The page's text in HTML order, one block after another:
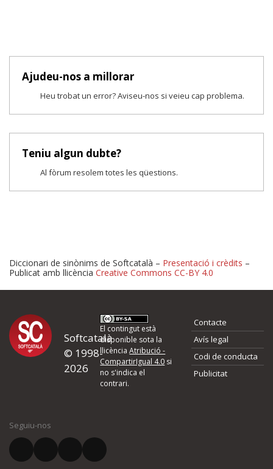
Ajudeu-nos a millorar
Heu trobat un error? Aviseu-nos si veieu cap problema.
Teniu algun dubte?
Al fòrum resolem totes les qüestions.
Proposeu-nos millores o
d'errors
Si heu trobat un error o voleu proposar alguna millora, ompliu els
quina és la millora que proposeu o l'error del qual voleu informar-
El vostre correu electrònic *
Diccionari de sinònims de Softcatalà – Presentació i crèdits –
Publicat amb llicència Creative Commons CC-BY 4.0
Softcatalà
© 1998-
2026
El contingut està
disponible sota la
llicènciaAtribució -
CompartirIgual 4.0 si
no s'indica el
contrari.
Contacte
Avís legal
Codi de conducta
Publicitat
Seguiu-nos